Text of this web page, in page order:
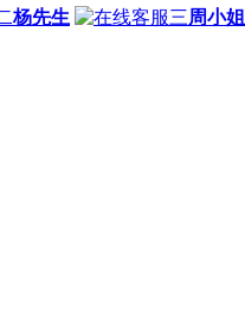
杨先生 周小姐